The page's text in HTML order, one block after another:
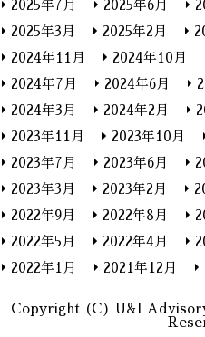
2025年7月
2025年6月
2025年3月
2025年2月
2024年11月
2024年10月
2024年7月
2024年6月
2024年3月
2024年2月
2023年11月
2023年10月
2023年7月
2023年6月
2023年3月
2023年2月
2022年9月
2022年8月
2022年5月
2022年4月
2022年1月
2021年12月
Copyright (C) U&I